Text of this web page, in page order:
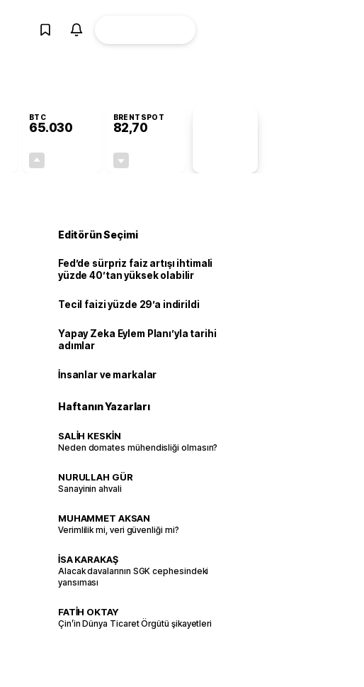
BTC
65.030
BRENTSPOT
82,70
Editörün Seçimi
Fed’de sürpriz faiz artışı ihtimali
yüzde 40’tan yüksek olabilir
Tecil faizi yüzde 29’a indirildi
Yapay Zeka Eylem Planı’yla tarihi
adımlar
İnsanlar ve markalar
Haftanın Yazarları
SALİH KESKİN
Neden domates mühendisliği olmasın?
NURULLAH GÜR
Sanayinin ahvali
MUHAMMET AKSAN
Verimlilik mi, veri güvenliği mi?
İSA KARAKAŞ
Alacak davalarının SGK cephesindeki
yansıması
FATİH OKTAY
Çin’in Dünya Ticaret Örgütü şikayetleri